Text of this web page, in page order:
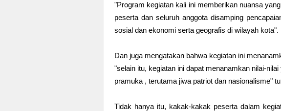
"Program kegiatan kali ini memberikan nuansa
peserta dan seluruh anggota disamping
sosial dan ekonomi serta geografis di wilayah kota".
Dan juga mengatakan bahwa kegiatan ini
"selain itu, kegiatan ini dapat menanamkan nilai-
pramuka , terutama jiwa patriot dan nasionalisme"
Tidak hanya itu, kakak-kakak peserta dalam